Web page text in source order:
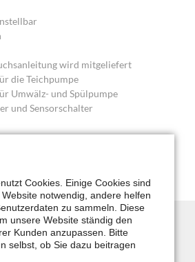
wird mitgeliefert
die Teichpumpe
Umwälz- und Spülpumpe
und Sensorschalter
(ohne
Cookies. Einige Cookies sind
notwendig, andere helfen
zu sammeln. Diese
unsere Website ständig den
Kunden anzupassen. Bitte
selbst, ob Sie dazu beitragen